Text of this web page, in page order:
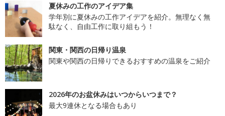
夏休みの工作のアイデア集
学年別に夏休みの工作アイデアを紹介。無理なく無
駄なく、自由工作に取り組もう！
関東・関西の日帰り温泉
関東や関西の日帰りできるおすすめの温泉をご紹介
2026年のお盆休みはいつからいつまで？
最大9連休となる場合もあり